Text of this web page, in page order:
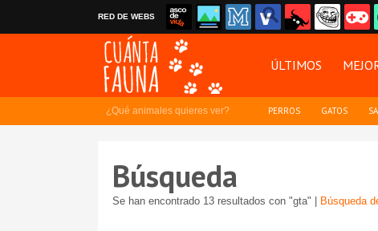
RED DE WEBS
ÚLTIMOS
¿Qué animales quieres ver? PERROS GATOS
Búsqueda
Se han encontrado 13 resultados con "gta" | Búsqueda